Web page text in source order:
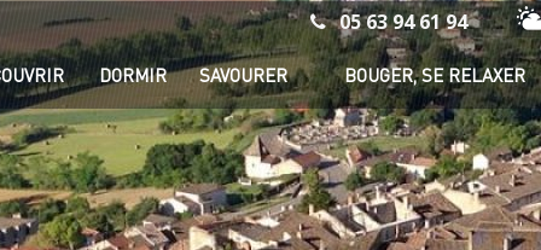
05 63 94 61 94
DORMIR SAVOURER BOUGER, SE RELAXER